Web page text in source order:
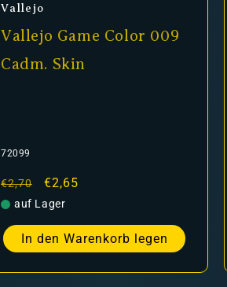
Anbieter:
Vallejo
Vallejo Game Color 009
Cadm. Skin
72099
Normaler
Preis
€2,70 Verkaufspreis
€2,65
auf Lager
In den Warenkorb legen